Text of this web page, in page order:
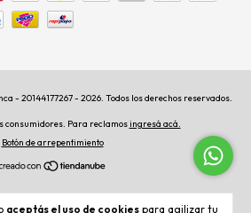
aceptás el uso de cookies para agilizar tu
- 20144177267 - 2026. Todos los derechos reservados.
consumidores. Para reclamosingresá acá.
Botón de arrepentimiento